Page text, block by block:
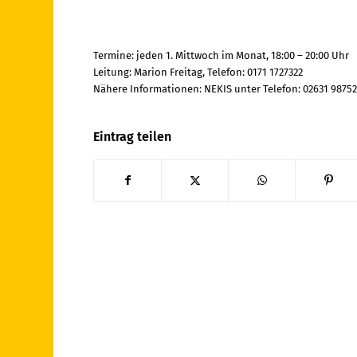
Termine: jeden 1. Mittwoch im Monat, 18:00 – 20:00 Uhr
Leitung: Marion Freitag, Telefon: 0171 1727322
Nähere Informationen: NEKIS unter Telefon: 02631
Eintrag teilen